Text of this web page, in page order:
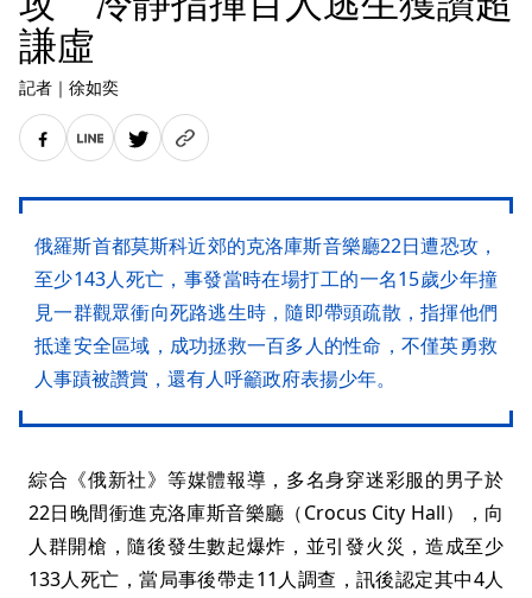
謙虛
記者 ｜ 徐如奕
俄羅斯首都莫斯科近郊的克洛庫斯音樂廳22日遭恐攻，
至少143人死亡，事發當時在場打工的一名15歲少年撞
見一群觀眾衝向死路逃生時，隨即帶頭疏散，指揮他們
抵達安全區域，成功拯救一百多人的性命，不僅英勇救
人事蹟被讚賞，還有人呼籲政府表揚少年。
綜合《俄新社》等媒體報導，多名身穿迷彩服的男子於
22日晚間衝進克洛庫斯音樂廳（Crocus City Hall），向
人群開槍，隨後發生數起爆炸，並引發火災，造成至少
133人死亡，當局事後帶走11人調查，訊後認定其中4人